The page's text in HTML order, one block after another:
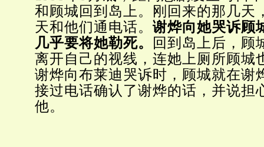
和顾城回到岛上。刚回来的那几天
天和他们通电话。 谢烨向她哭诉顾
几乎要将她勒死。
回到岛上后，顾
离开自己的视线，连她上厕所顾城
谢烨向布莱迪哭诉时，顾城就在谢
接过电话确认了谢烨的话，并说担
他。